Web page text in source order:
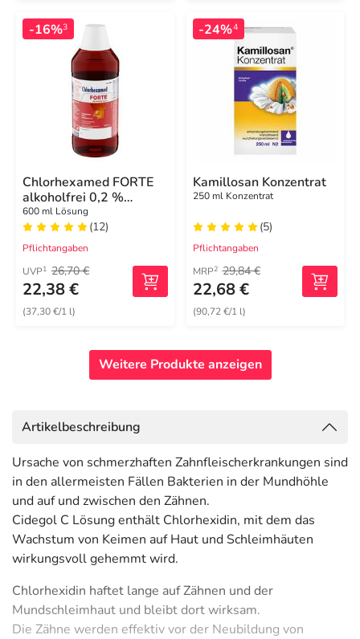
-16%3
Chlorhexamed FORTE
alkoholfrei 0,2 %
Mundspülung,
antibakteriell
600 ml Lösung
(12)
Pflichtangaben
UVP1 26,70 €
22,38 €
(37,30 €/1 l)
-24%4
Kamillosan Konzentrat
250 ml Konzentrat
(5)
Pflichtangaben
MRP2 29,84 €
22,68 €
(90,72 €/1 l)
Weitere Produkte anzeigen
Artikelbeschreibung
Ursache von schmerzhaften Zahnfleischerkrankungen sind
in den allermeisten Fällen Bakterien in der Mundhöhle
und auf und zwischen den Zähnen.
Cidegol C Lösung enthält Chlorhexidin, mit dem das
Wachstum von Keimen auf Haut und Schleimhäuten
wirkungsvoll gehemmt wird.
Chlorhexidin haftet lange auf Zähnen und der
Mundschleimhaut und bleibt dort wirksam.
Die Zähne werden effektiv vor der Neubildung von